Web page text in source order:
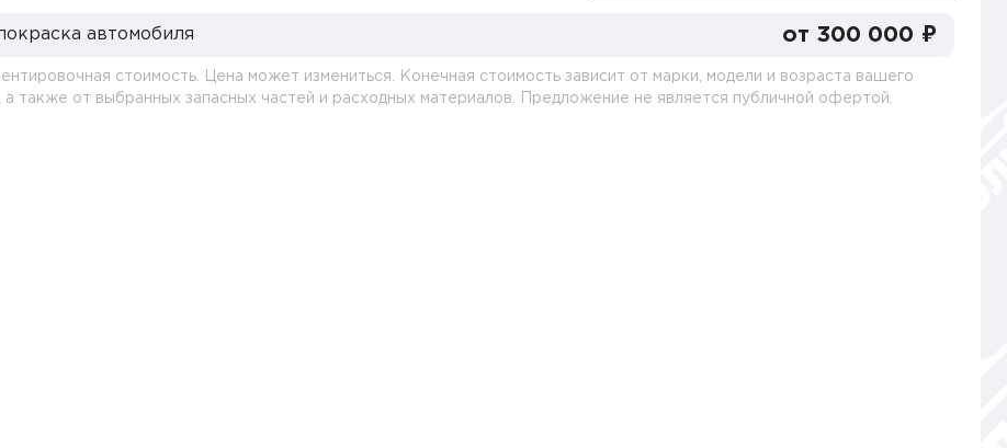
автомобиля от 300 000 ₽
стоимость. Цена может измениться. Конечная стоимость зависит от марки, модели и возраста вашего
а также от выбранных запасных частей и расходных материалов. Предложение не является публичной офертой.